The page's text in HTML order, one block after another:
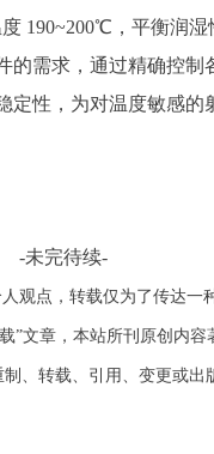
190~200℃，平衡润湿
的需求，通过精确控制
性，为对温度敏感的
-未完待续-
观点，转载仅为了传达一
”文章，本站所刊原创内
、转载、引用、变更或出